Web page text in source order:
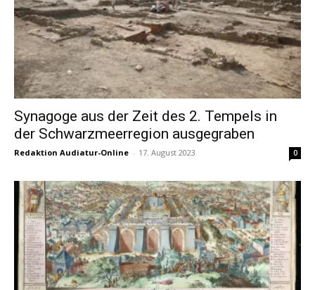
Synagoge aus der Zeit des 2. Tempels in
der Schwarzmeerregion ausgegraben
Redaktion Audiatur-Online - 17. August 2023 0